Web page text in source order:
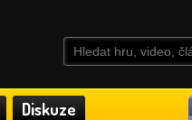
Diskuze